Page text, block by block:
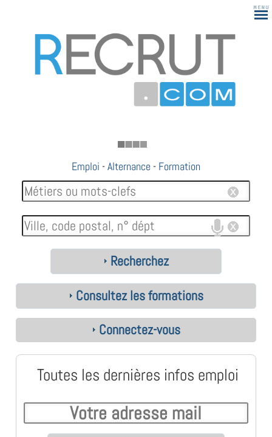
183
Emploi -Alternance - Formation
Recherchez
Consultez les formations
Connectez-vous
Toutes les dernières infos emploi